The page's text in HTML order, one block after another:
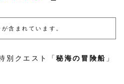
含まれています。
別クエスト「秘海の冒険船 」